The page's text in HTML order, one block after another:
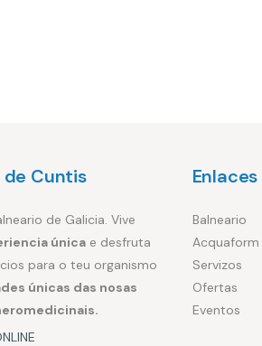
de Cuntis
de Galicia. Vive
única e desfruta
para o teu organismo
únicas das nosas
Enlaces
Balneario
Acquaform
Servizos
Ofertas
Eventos